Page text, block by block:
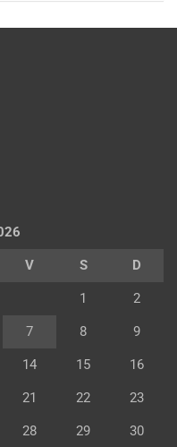
V S D
1 2
7 8 9
14 15 16
21 22 23
28 29 30